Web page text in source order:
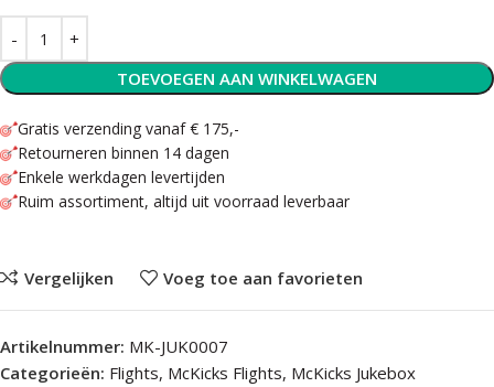
TOEVOEGEN AAN WINKELWAGEN
Gratis verzending vanaf € 175,-
Retourneren binnen 14 dagen
Enkele werkdagen levertijden
Ruim assortiment, altijd uit voorraad leverbaar
Vergelijken Voeg toe aan favorieten
Artikelnummer: MK-JUK0007
Categorieën: Flights, McKicks Flights, McKicks Jukebox